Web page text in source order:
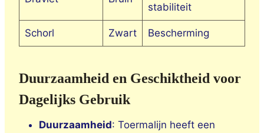
stabiliteit
Schorl Zwart Bescherming
Duurzaamheid en Geschiktheid voor
Dagelijks Gebruik
Duurzaamheid: Toermalijn heeft een